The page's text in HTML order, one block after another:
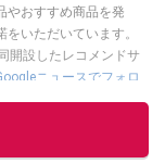
やおすすめ商品を発
をいただいています。
開設したレコメンドサ
ニュースでフォロ
の他の記事を読む